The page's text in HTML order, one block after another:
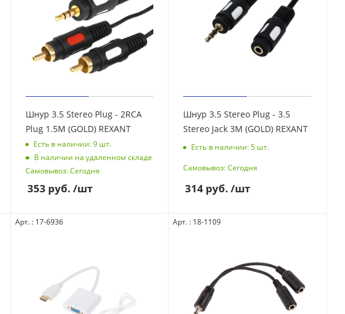
Шнур 3.5 Stereo Plug - 2RCA
Plug 1.5М (GOLD) REXANT
Есть в наличии: 9шт.
В наличии на удаленном складе
Самовывоз: Сегодня
353 руб. /шт
Шнур 3.5 Stereo Plug - 3.5
Stereo Jack 3М (GOLD) REXANT
Есть в наличии: 5 шт.
Самовывоз: Сегодня
314 руб. /шт
Арт. : 17-6936 Арт. : 18-1109